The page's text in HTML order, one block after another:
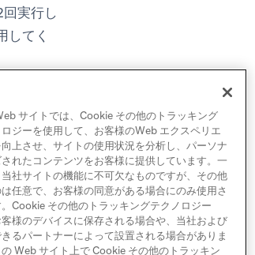
実行し
してく
し、既
に置き
サイトでは、Cookie その他のトラッキング
ジーを使用して、お客様のWeb エクスペリエ
向上させ、サイトの使用状況を分析し、パーソナ
れたコンテンツをお客様に提供しています。一
社サイトの機能に不可欠なものですが、その他
任意で、お客様の同意がある場合にのみ使用さ
Cookie その他のトラッキングテクノロジー
様のデバイスに保存される場合や、当社および
るパートナーによって設置される場合がありま
Web サイト上で Cookie その他のトラッキン